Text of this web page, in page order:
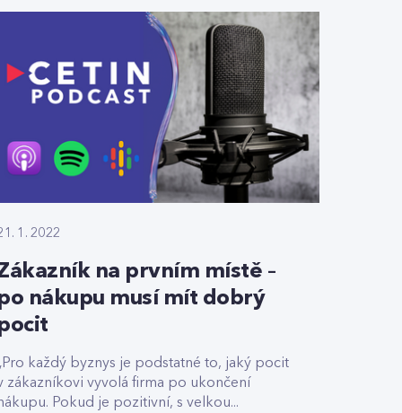
1. 2022
na prvním místě –
nákupu musí mít dobrý
každý byznys je podstatné to, jaký pocit
zákazníkovi vyvolá firma po ukončení
Pokud je pozitivní, s velkou...